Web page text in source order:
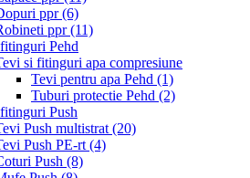
ppr(6)
ppr(11)
Pehd
si fitinguri apa compresiune
Tevi pentru apa Pehd (1)
Tuburi protectie Pehd (2)
Push
Push multistrat (20)
Push PE-rt (4)
Push (8)